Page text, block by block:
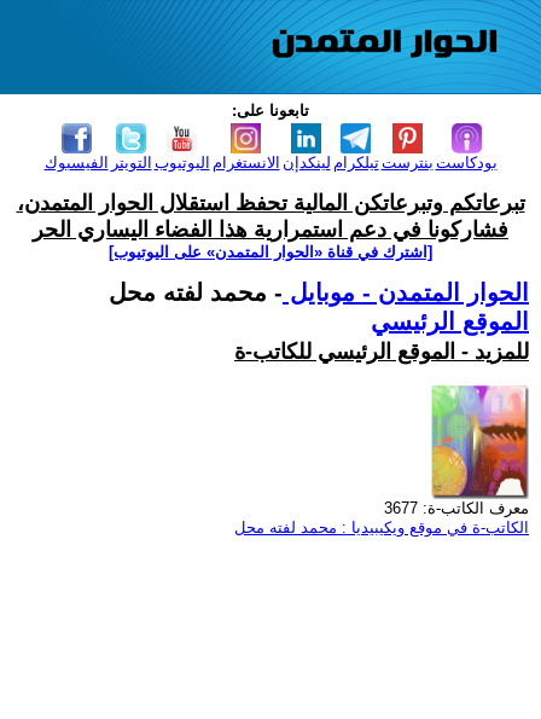
تابعونا على:
الفيسبوك التويتر اليوتيوب الانستغرام لينكدإن تيلكرامبنترست بودكاست
تبرعاتكم وتبرعاتكن المالية تحفظ استقلال الحوار المتمدن،
فشاركونا في دعم استمرارية هذا الفضاء اليساري الحر
[اشترك في قناة ‫«الحوار المتمدن» على اليوتيوب]
الحوار المتمدن - موبايل - محمد لفته محل
الموقع الرئيسي
للمزيد - الموقع الرئيسي للكاتب-ة
معرف الكاتب-ة: 3677
الكاتب-ة في موقع ويكيبيديا : محمد لفته محل